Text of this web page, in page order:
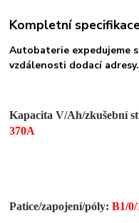
Kompletní
Autobaterie expedujeme
vzdálenosti dodací adresy.
Kapacita V/Ah/zkušební
370A
Patice/zapojení/póly:B1/0/